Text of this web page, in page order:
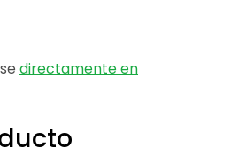
directamente en